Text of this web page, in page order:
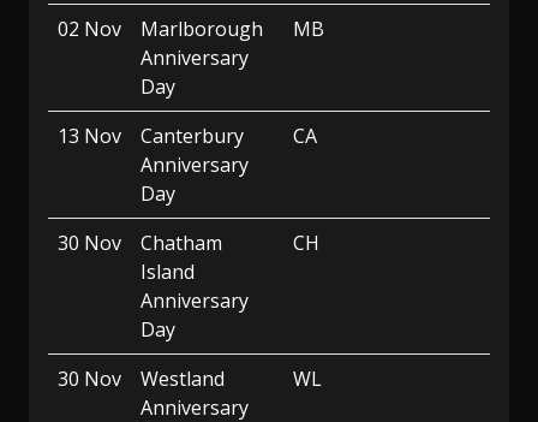
02 Nov
Marlborough
Anniversary
Day
MB
13 Nov
Canterbury
Anniversary
Day
CA
30 Nov
Chatham
Island
Anniversary
Day
CH
30 Nov
Westland
Anniversary
WL